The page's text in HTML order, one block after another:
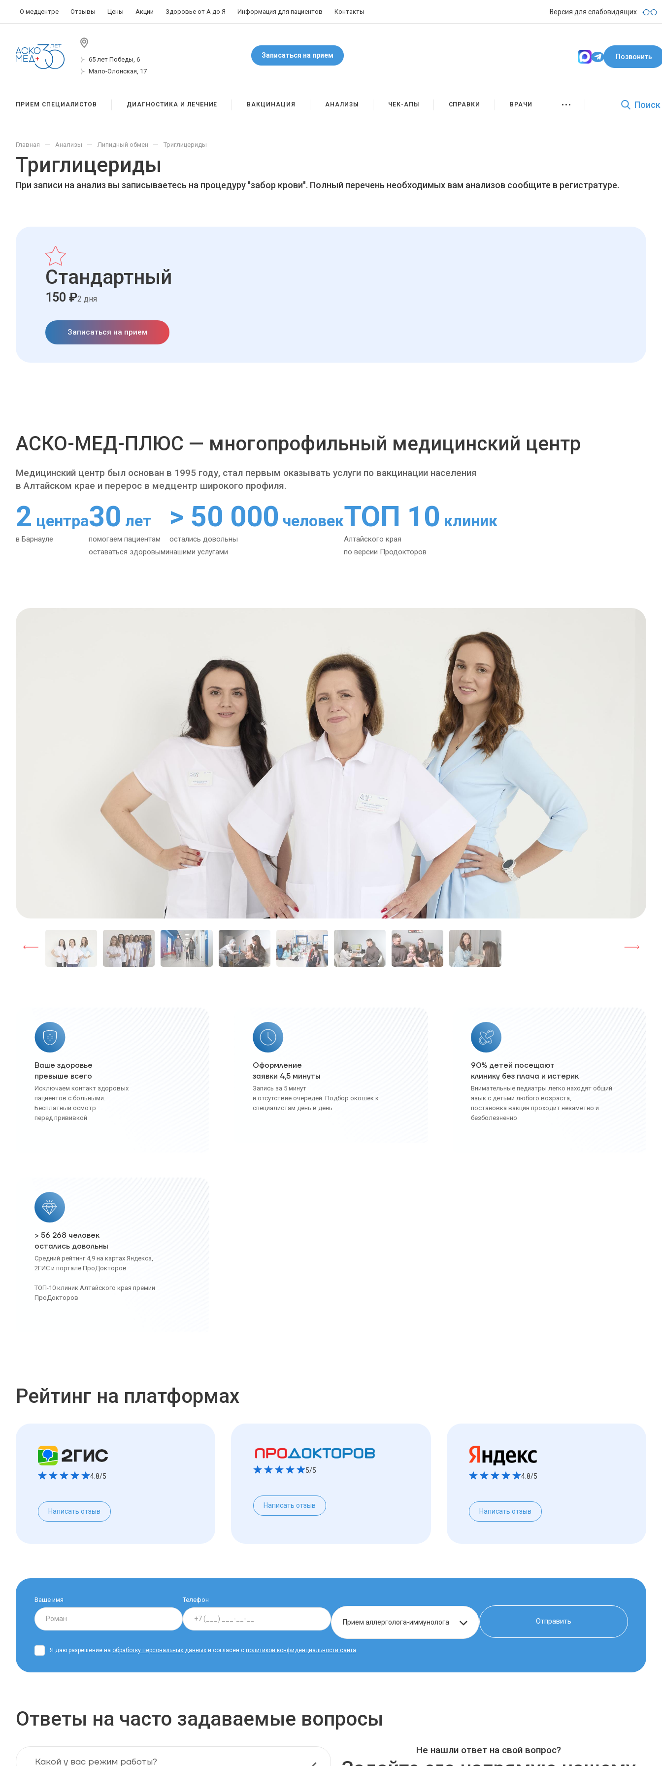
О медцентре Отзывы Цены Акции Здоровье от А до Я Информация для пациентов Контакты Версия для слабовидящих
65 лет Победы, 6
Мало-Олонская, 17
Записаться на прием Позвонить
ПРИЕМ СПЕЦИАЛИСТОВ ДИАГНОСТИКА И ЛЕЧЕНИЕ ВАКЦИНАЦИЯ АНАЛИЗЫ ЧЕК-АПЫ СПРАВКИ ВРАЧИ Поиск
Триглицериды
При записи на анализ вы записываетесь на процедуру "забор крови". Полный перечень необходимых вам анализов сообщите в регистратуре.
Главная — Анализы — Липидный обмен — Триглицериды
Стандартный
150 ₽2 дня
Записаться на прием
АСКО-МЕД-ПЛЮС — многопрофильный медицинский центр
Медицинский центр был основан в 1995 году, стал первым оказывать услуги по вакцинации населения
в Алтайском крае и перерос в медцентр широкого профиля.
2 центра
в Барнауле
30 лет
помогаем пациентам
оставаться здоровыми
> 50 000 человек
остались довольны
нашими услугами
ТОП 10 клиник
Алтайского края
по версии Продокторов
Ваше здоровье
превыше всего
Исключаем контакт здоровых
пациентов с больными.
Бесплатный осмотр
перед прививкой
Оформление
заявки 4,5 минуты
Запись за 5 минут
и отсутствие очередей. Подбор окошек к
специалистам день в день
90% детей посещают
клинику без плача и истерик
Внимательные педиатры легко находят общий
язык с детьми любого возраста,
постановка вакцин проходит незаметно и
безболезненно
> 56 268 человек
остались довольны
Средний рейтинг 4,9 на картах Яндекса,
2ГИС и портале ПроДокторов
ТОП-10 клиник Алтайского края премии
ПроДокторов
Рейтинг на платформах
4.8/5
Написать отзыв
5/5
Написать отзыв
4.8/5
Написать отзыв
Ваше имя Телефон
Я даю разрешение на обработку персональных данныхи согласен с политикой конфиденциальности сайта
Ответы на часто задаваемые вопросы
Какой у вас режим работы?
Не нашли ответ на свой вопрос?